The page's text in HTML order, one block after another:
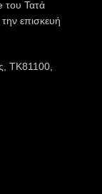
του Τατά
επισκευή
ΤΚ81100,